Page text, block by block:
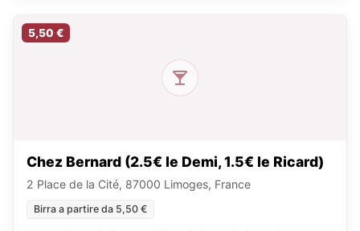
5,50 €
Chez Bernard (2.5€ le Demi, 1.5€ le Ricard)
2 Place de la Cité, 87000 Limoges, France
Birra a partire da 5,50 €